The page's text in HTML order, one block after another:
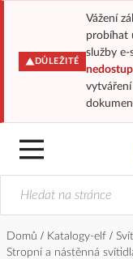
DŮLEŽITÉ
Vážení
probíhat
služby
Domů Katalogy-elf
Stropní a nástěnná